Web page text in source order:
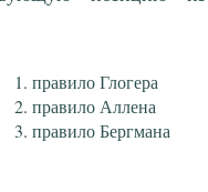
правило Глогера
правило Аллена
правило Бергмана